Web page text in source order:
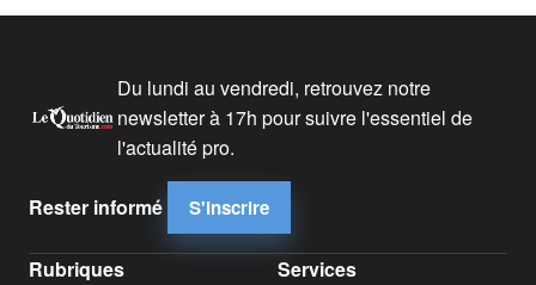
Du lundi au vendredi, retrouvez notre
newsletter à 17h pour suivre l'essentiel de
l'actualité pro.
Rester informé S'inscrire
Rubriques Services